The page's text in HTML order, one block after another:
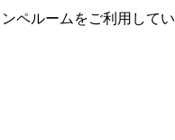
ペルームをご利用してい